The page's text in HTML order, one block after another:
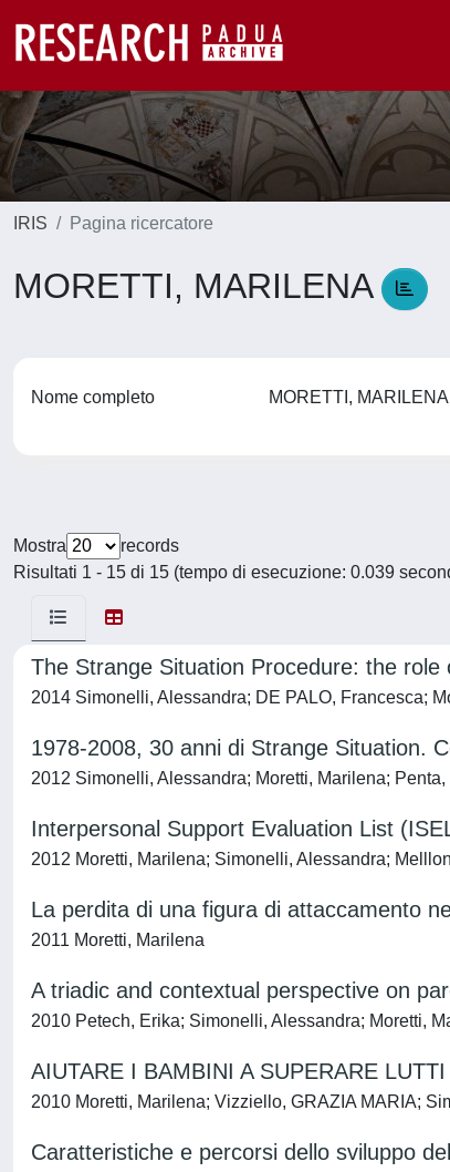
IRIS Pagina ricercatore
MORETTI, MARILENA
Nome completo MORETTI, MARILENA
Mostra
records
Risultati 1 - 15 di 15 (tempo di esecuzione: 0.039
The Strange Situation Procedure: the
2014 Simonelli, Alessandra; DE PALO, Francesca;
1978-2008, 30 anni di Strange Situation.
2012 Simonelli, Alessandra; Moretti, Marilena; Penta,
Interpersonal Support Evaluation List
2012 Moretti, Marilena; Simonelli, Alessandra;
La perdita di una figura di attaccamento
2011 Moretti, Marilena
A triadic and contextual perspective on
2010 Petech, Erika; Simonelli, Alessandra; Moretti,
AIUTARE I BAMBINI A SUPERARE
2010 Moretti, Marilena; Vizziello, GRAZIA MARIA;
Caratteristiche e percorsi dello sviluppo